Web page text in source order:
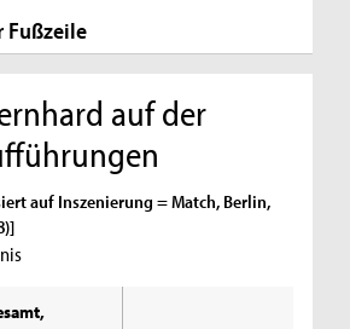
Fußzeile
auf der
auf Inszenierung = Match, Berlin,